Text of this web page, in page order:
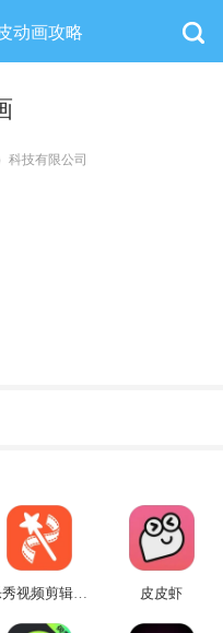
动画攻略
科技有限公司
乐秀视频剪辑视频编辑 皮皮虾